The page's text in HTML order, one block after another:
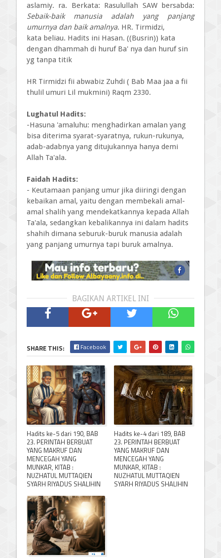
aslamiy. ra. Berkata: Rasulullah SAW bersabda:
Sebaik-baik manusia adalah yang panjang
umurnya dan baik amalnya. HR. Tirmidzi,
kata beliau. Hadits ini Hasan. ((Busrin)) kata
dengan dhammah di huruf Ba' nya dan huruf sin
yg tanpa titik
HR Tirmidzi fii abwabiz Zuhdi ( Bab Maa jaa a fii
thulil umuri Lil mukmini) Raqm 2330.
Lughatul Hadits:
-Hasuna 'amaluhu: menghadirkan amalan yang
bisa diterima syarat-syaratnya, rukun-rukunya,
adab-adabnya yang ditujukannya hanya demi
Allah Ta'ala.
Faidah Hadits:
- Keutamaan panjang umur jika diiringi dengan
kebaikan amal, yaitu dengan membekali amal-
amal shalih yang mendekatkannya kepada Allah
Ta'ala, sedangkan kebalikannya ini dalam hadits
shahih dimana seburuk-buruk manusia adalah
yang panjang umurnya tapi buruk amalnya.
BAGIKAN ARTIKEL INI
SHARE THIS: Facebook
Hadits ke-5 dari 190, BAB
23. PERINTAH BERBUAT
YANG MAKRUF DAN
MENCEGAH YANG
MUNKAR, KITAB :
NUZHATUL MUTTAQIEN
SYARH RIYADUS SHALIHIN
Hadits ke-4 dari 189, BAB
23. PERINTAH BERBUAT
YANG MAKRUF DAN
MENCEGAH YANG
MUNKAR, KITAB :
NUZHATUL MUTTAQIEN
SYARH RIYADUS SHALIHIN